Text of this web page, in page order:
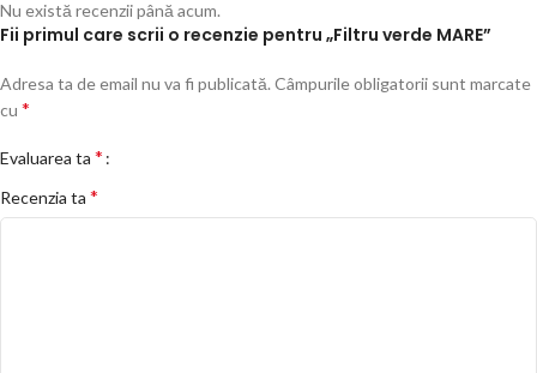
Nu există recenzii până acum.
Fii primul care scrii o recenzie pentru „Filtru verde MARE”
Adresa ta de email nu va fi publicată. Câmpurile obligatorii sunt marcate
cu *
Evaluarea ta *
Recenzia ta *